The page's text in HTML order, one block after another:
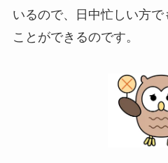
いるので、日中忙しい方で
ことができるのです。